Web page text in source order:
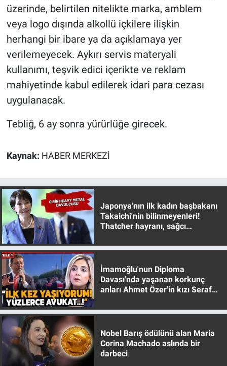
üzerinde, belirtilen nitelikte marka, amblem
veya logo dışında alkollü içkilere ilişkin
herhangi bir ibare ya da açıklamaya yer
verilemeyecek. Aykırı servis materyali
kullanımı, teşvik edici içerikte ve reklam
mahiyetinde kabul edilerek idari para cezası
uygulanacak.
Tebliğ, 6 ay sonra yürürlüğe girecek.
Kaynak: HABER MERKEZİ
Japonya'nın ilk kadın başbakanı
Takaichi'nin bilinmeyenleri!
Thatcher hayranı, sağcı
İmamoğlu'nun Diploma
Davası'nda yaşanan korkunç
anları Ahmet Özer'in kızı Seraf
Nobel Barış ödülünü alan Maria
Corina Machado aslında bir
darbeci